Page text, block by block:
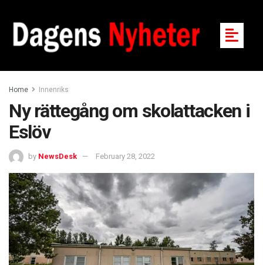
Home Innenriks
Ny rättegång om skolattacken i
Eslöv
by NewsDesk February 28, 2022